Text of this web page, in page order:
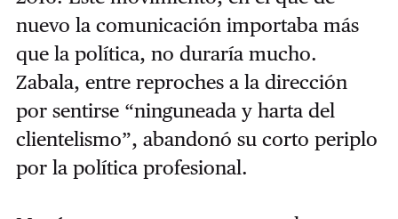
nuevo la comunicación importaba más
que la política, no duraría mucho.
Zabala, entre reproches a la dirección
por sentirse “ninguneada y harta del
clientelismo”, abandonó su corto periplo
por la política profesional.